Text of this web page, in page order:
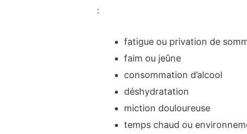
:
fatigue ou privation de
faim ou jeûne
consommation d’alcool
déshydratation
miction douloureuse
temps chaud ou